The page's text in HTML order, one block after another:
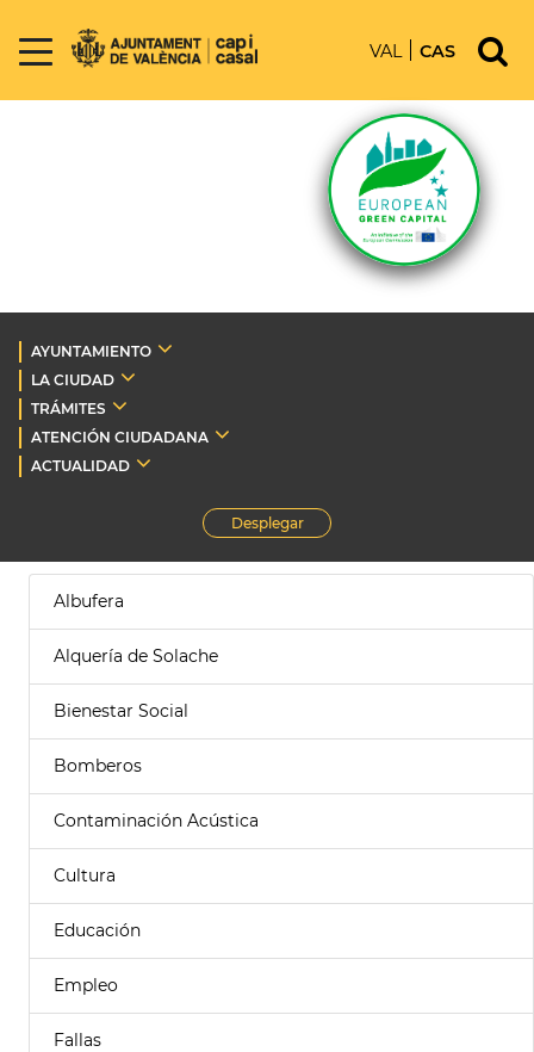
VAL CAS
AYUNTAMIENTO
LA CIUDAD
TRÁMITES
ATENCIÓN CIUDADANA
ACTUALIDAD
Desplegar
Albufera
Alquería de Solache
Bienestar Social
Bomberos
Contaminación Acústica
Cultura
Educación
Empleo
Fallas